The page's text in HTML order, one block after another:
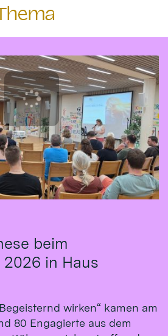
beim
in Haus
wirken“ kamen am
80 Engagierte aus dem